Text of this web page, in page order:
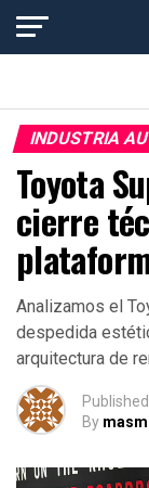
INDUSTRIA
Toyota
cierre
Analizamos el
despedida
arquitectura de
Published
By